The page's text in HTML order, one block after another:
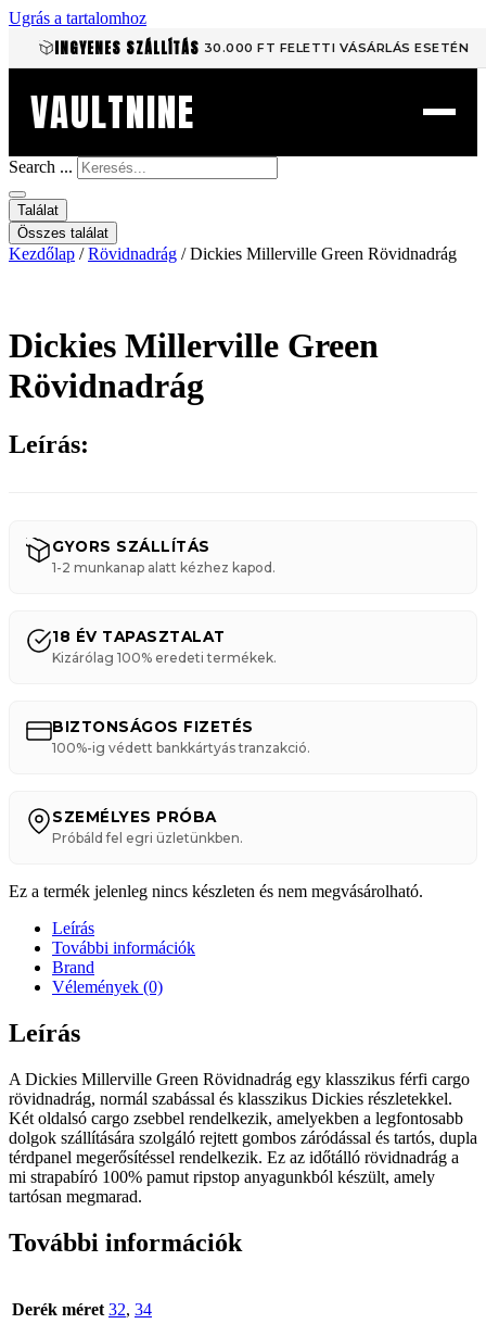
Ugrás a tartalomhoz
INGYENES SZÁLLÍTÁS 30.000 FT FELETTI VÁSÁRLÁS ESETÉN
VAULTNINE
Search ...
Találat
Összes találat
Kezdőlap /Rövidnadrág / Dickies Millerville Green Rövidnadrág
Dickies Millerville Green
Rövidnadrág
Leírás:
GYORS SZÁLLÍTÁS
1-2 munkanap alatt kézhez kapod.
18 ÉV TAPASZTALAT
Kizárólag 100% eredeti termékek.
BIZTONSÁGOS FIZETÉS
100%-ig védett bankkártyás tranzakció.
SZEMÉLYES PRÓBA
Próbáld fel egri üzletünkben.
Ez a termék jelenleg nincs készleten és nem megvásárolható.
Leírás
További információk
Brand
Vélemények (0)
Leírás
A Dickies Millerville Green Rövidnadrág egy klasszikus férfi cargo
rövidnadrág, normál szabással és klasszikus Dickies részletekkel.
Két oldalsó cargo zsebbel rendelkezik, amelyekben a legfontosabb
dolgok szállítására szolgáló rejtett gombos záródással és tartós, dupla
térdpanel megerősítéssel rendelkezik. Ez az időtálló rövidnadrág a
mi strapabíró 100% pamut ripstop anyagunkból készült, amely
tartósan megmarad.
További információk
Derék méret 32, 34